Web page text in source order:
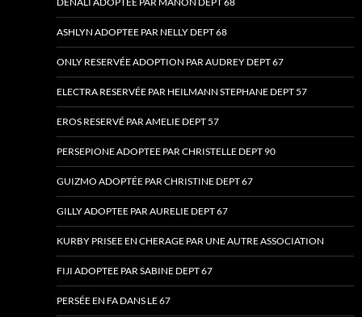
ASHLYN ADOPTEE PAR NELLY DEPT 68
ONLY RESERVÉE ADOPTION PAR AUDREY DEPT 67
ELECTRA RESERVÉE PAR HEILMANN STEPHANE DEPT 57
EROS RESERVÉ PAR AMELIE DEPT 57
PERSEPIONE ADOPTEE PAR CHRISTELLE DEPT 90
GUIZMO ADOPTÉE PAR CHRISTINE DEPT 67
GILLY ADOPTEE PAR AURELIE DEPT 67
KURBY PRISEE EN CHERAGE PAR UNE AUTRE ASSOCIATION
FIJI ADOPTEE PAR SABINE DEPT 67
PERSÉE EN FA DANS LE 67